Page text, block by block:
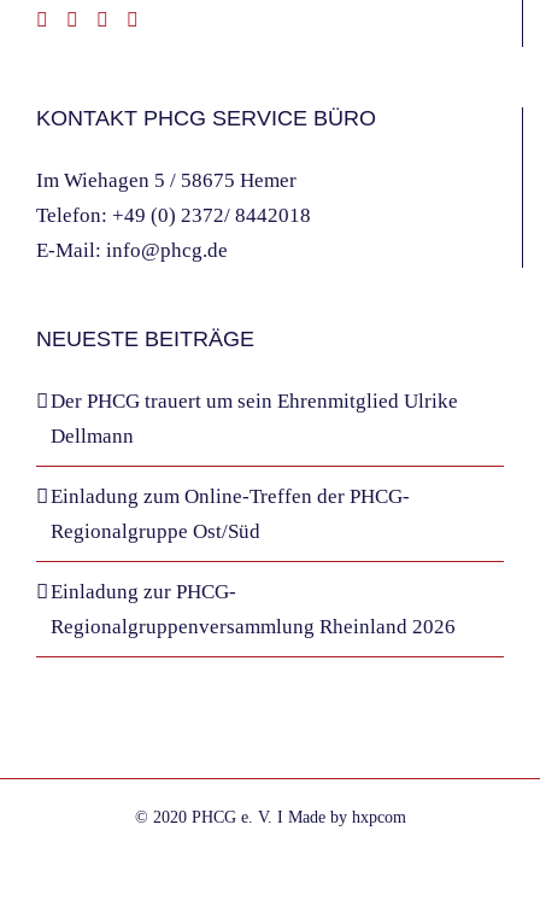
KONTAKT PHCG SERVICE BÜRO
Im Wiehagen 5 / 58675 Hemer
Telefon: +49 (0) 2372/ 8442018
E-Mail: info@phcg.de
NEUESTE BEITRÄGE
Der PHCG trauert um sein Ehrenmitglied Ulrike
Dellmann
Einladung zum Online-Treffen der PHCG-
Regionalgruppe Ost/Süd
Einladung zur PHCG-
Regionalgruppenversammlung Rheinland 2026
© 2020 PHCG e. V. I Made by hxpcom